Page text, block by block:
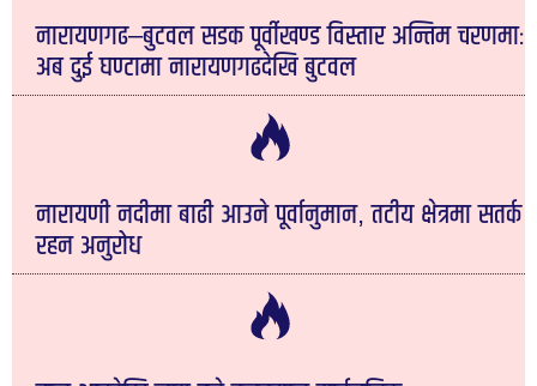
नारायणगढ–बुटवल सडक पूर्वीखण्ड विस्तार अन्तिम चरणमाः
अब दुई घण्टामा नारायणगढदेखि बुटवल
नारायणी नदीमा बाढी आउने पूर्वानुमान, तटीय क्षेत्रमा सतर्क
रहन अनुरोध